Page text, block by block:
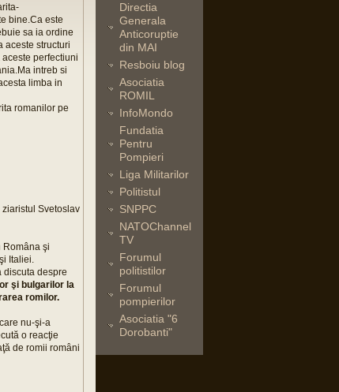
bine.Ca este
sa ia ordine
aceste structuri
perfectiuni
intreb si
limba in
romanilor pe
Svetoslav
Româna şi
Italiei.
discuta despre
şi bulgarilor la
romilor.
nu-şi-a
o reacţie
de romii români
Directia
Generala
Anticoruptie
din MAI
Resboiu blog
Asociatia
ROMIL
InfoMondo
Fundatia
Pentru
Pompieri
Liga Militarilor
Politistul
SNPPC
NATOChannel
TV
Forumul
politistilor
Forumul
pompierilor
Asociatia "6
Dorobanti"